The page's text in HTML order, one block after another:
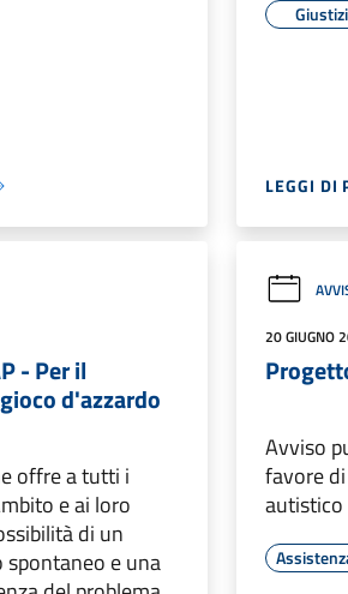
LEGGI DI
- Per il
d'azzardo
offre a tutti i
e ai loro
di un
spontaneo e una
20 GIUGNO
Avviso
favore
autistico